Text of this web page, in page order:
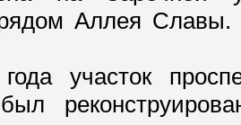
Аллея
участок